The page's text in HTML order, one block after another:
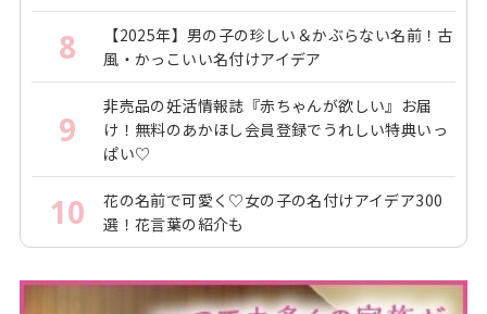
8
【2025年】男の子の珍しい＆かぶらない名前！古
風・かっこいい名付けアイデア
9
非売品の妊活情報誌『赤ちゃんが欲しい』お届
け！無料のあかほし会員登録でうれしい特典いっ
ぱい♡
10
花の名前で可愛く♡女の子の名付けアイデア300
選！花言葉の紹介も